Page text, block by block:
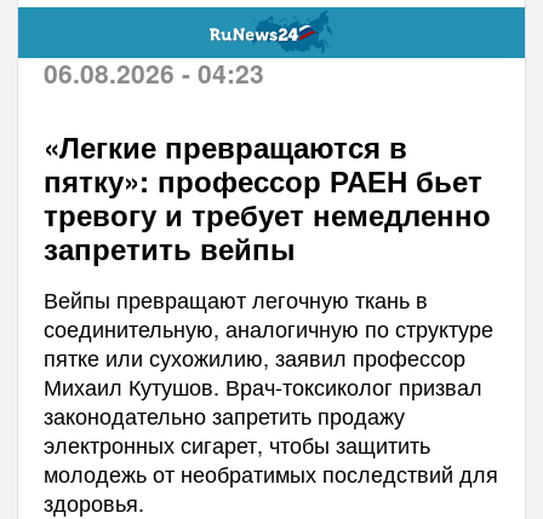
06.08.2026 - 04:23
«Легкие превращаются в
пятку»: профессор РАЕН бьет
тревогу и требует немедленно
запретить вейпы
Вейпы превращают легочную ткань в
соединительную, аналогичную по структуре
пятке или сухожилию, заявил профессор
Михаил Кутушов. Врач-токсиколог призвал
законодательно запретить продажу
электронных сигарет, чтобы защитить
молодежь от необратимых последствий для
здоровья.